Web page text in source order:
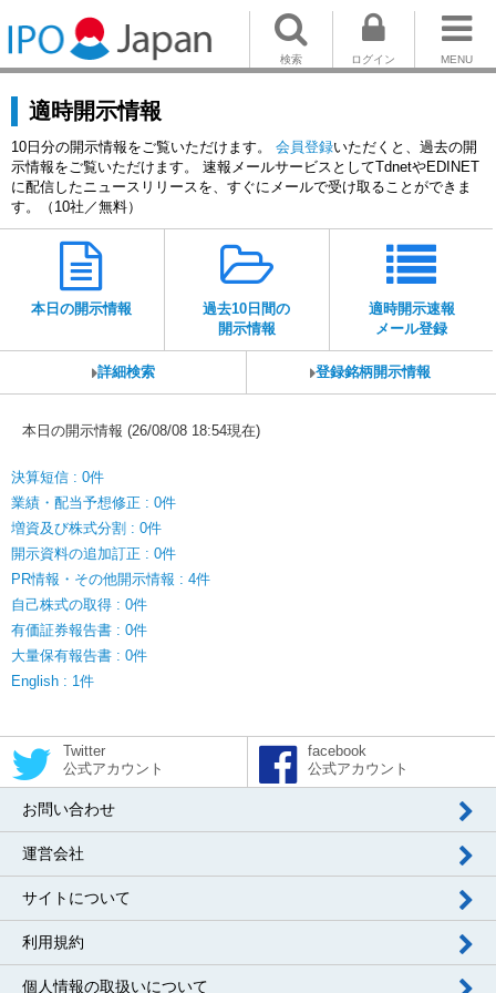
MENU
ログイン
検索
適時開示情報
10日分の開示情報をご覧いただけます。 会員登録いただくと、過去の開
示情報をご覧いただけます。 速報メールサービスとしてTdnetやEDINET
に配信したニュースリリースを、すぐにメールで受け取ることができま
す。（10社／無料）
本日の開示情報
過去10日間の
開示情報
適時開示速報
メール登録
詳細検索 登録銘柄開示情報
本日の開示情報 (26/08/08 18:54現在)
決算短信 : 0件
業績・配当予想修正 : 0件
増資及び株式分割 : 0件
開示資料の追加訂正 : 0件
PR情報・その他開示情報 : 4件
自己株式の取得 : 0件
有価証券報告書 : 0件
大量保有報告書 : 0件
English : 1件
Twitter
公式アカウント
facebook
公式アカウント
お問い合わせ
運営会社
サイトについて
利用規約
個人情報の取扱いについて